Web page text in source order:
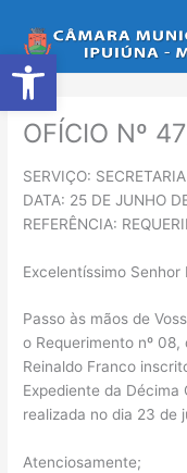
Abrir a barra de
para
o
conteúdo
OFÍCIO Nº
SERVIÇO:
DATA: 25 DE JUNHO
REFERÊNCIA:
Excelentíssimo Senhor
Passo às mãos de
o Requerimento nº
Reinaldo Franco
Expediente da Décima
realizada no dia 23 de
Atenciosamente;